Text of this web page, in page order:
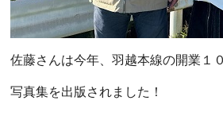
佐藤さんは今年、羽越本線の開業１
写真集を出版されました！